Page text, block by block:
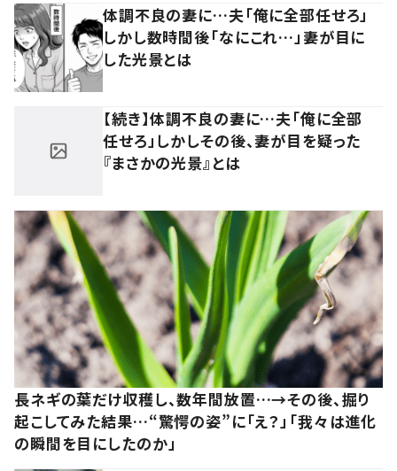
体調不良の妻に…夫「俺に全部任せろ」
しかし数時間後「なにこれ…」妻が目に
した光景とは
【続き】体調不良の妻に…夫「俺に全部
任せろ」しかしその後、妻が目を疑った
『まさかの光景』とは
長ネギの葉だけ収穫し、数年間放置…→その後、掘り
起こしてみた結果…“驚愕の姿”に「え？」「我々は進化
の瞬間を目にしたのか」